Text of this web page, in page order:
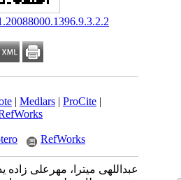
| Medlars | ProCite |
RefWorks
عبداللهی میترا، مهرعلی زاده